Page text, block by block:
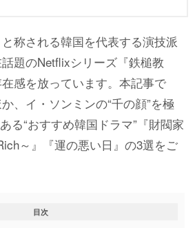
と称される韓国を代表する演技派
題のNetflixシリーズ『鉄槌教
感を放っています。本記事で
、イ・ソンミンの“千の顔”を極
る“おすすめ韓国ドラマ”『財閥家
～』『運の悪い日』の3選をご
目次